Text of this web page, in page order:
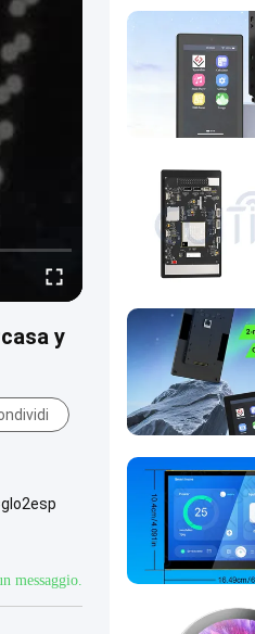
y
messaggio.